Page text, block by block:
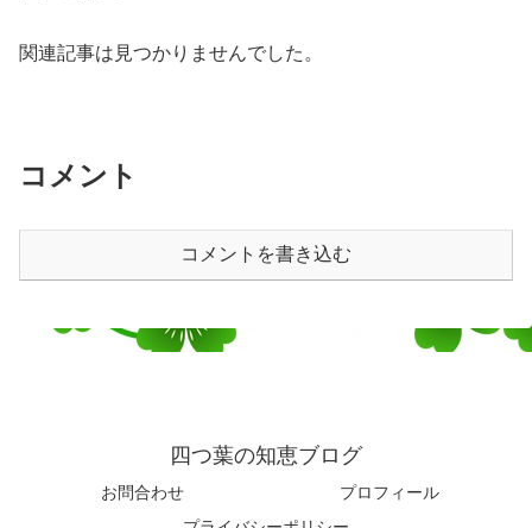
関連記事は見つかりませんでした。
コメント
コメントを書き込む
四つ葉の知恵ブログ
お問合わせ
プロフィール